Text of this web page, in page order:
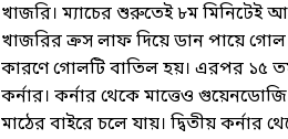
খাজরি। ম্যাচের শুরুতেই ৮ম মিনিটেই
খাজরির ক্রস লাফ দিয়ে ডান পায়ে
কারণে গোলটি বাতিল হয়। এরপর ১৫
কর্নার। কর্নার থেকে মাত্তেও
মাঠের বাইরে চলে যায়। দ্বিতীয়